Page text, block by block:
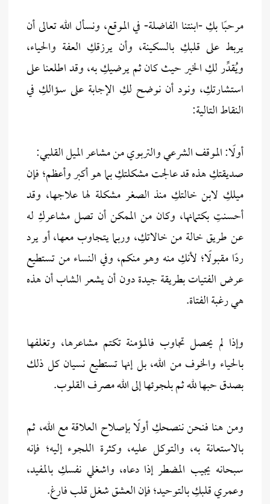
مرحبًا بكِ -ابنتنا الفاضلة- في الموقع، ونسأل الله تعالى أن
يربط على قلبكِ بالسكينة، وأن يرزقكِ العفة والحياء،
ويُقدِّر لكِ الخير حيث كان ثم يرضيكِ به، وقد اطلعنا على
استشارتكِ، ونود أن نوضح لكِ الإجابة على سؤالكِ في
النقاط التالية:
أولًا: الموقف الشرعي والتربوي من مشاعر الميل القلبي:
صديقتكِ هذه قد عالجت مشكلتكِ بما هو أكبر وأعظم؛ فإن
ميلكِ لابن خالتكِ منذ الصغر مشكلة لها علاجها، وقد
أحسنتِ بكتمانها، وكان من الممكن أن تصل مشاعركِ له
عن طريق خالة من خالاتكِ، وربما يتجاوب معها، أو يرد
ردًا مقبولًا؛ لأنكِ منه وهو منكم، وفي النساء من تستطيع
عرض الفتيات بطريقة جيدة دون أن يشعر الشاب أن هذه
هي رغبة الفتاة.
وإذا لم يحصل تجاوب فالمؤمنة تكتم مشاعرها، وتغلفها
بالحياء والخوف من الله، بل إنها تستطيع نسيان كل ذلك
بصدق حبها لله ثم بلجوئها إلى الله مصرف القلوب.
ومن هنا فنحن ننصحكِ أولًا بإصلاح العلاقة مع الله، ثم
بالاستعانة به، والتوكل عليه، وكثرة اللجوء إليه؛ فإنه
سبحانه يجيب المضطر إذا دعاه، واشغلي نفسكِ بالمفيد،
وعمري قلبكِ بالتوحيد؛ فإن العشق شغل قلب فارغ.